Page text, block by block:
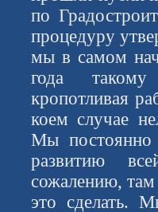
по
процедуру
мы в самом
года такому
кропотливая
коем случае
Мы постоянно
развитию
сожалению,
это сделать.